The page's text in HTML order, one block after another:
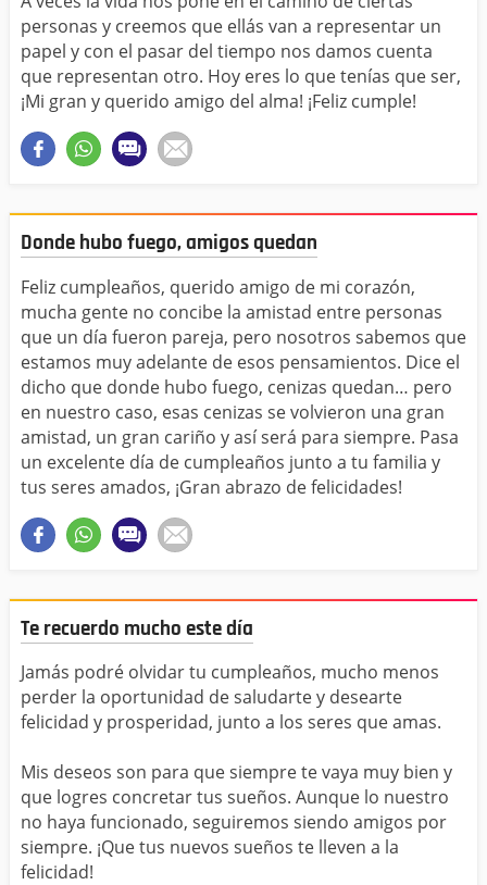
personas y creemos que ellás van a representar un
papel y con el pasar del tiempo nos damos cuenta
que representan otro. Hoy eres lo que tenías que ser,
¡Mi gran y querido amigo del alma! ¡Feliz cumple!
Donde hubo fuego, amigos quedan
Feliz cumpleaños, querido amigo de mi corazón,
mucha gente no concibe la amistad entre personas
que un día fueron pareja, pero nosotros sabemos que
estamos muy adelante de esos pensamientos. Dice el
dicho que donde hubo fuego, cenizas quedan… pero
en nuestro caso, esas cenizas se volvieron una gran
amistad, un gran cariño y así será para siempre. Pasa
un excelente día de cumpleaños junto a tu familia y
tus seres amados, ¡Gran abrazo de felicidades!
Te recuerdo mucho este día
Jamás podré olvidar tu cumpleaños, mucho menos
perder la oportunidad de saludarte y desearte
felicidad y prosperidad, junto a los seres que amas.
Mis deseos son para que siempre te vaya muy bien y
que logres concretar tus sueños. Aunque lo nuestro
no haya funcionado, seguiremos siendo amigos por
siempre. ¡Que tus nuevos sueños te lleven a la
felicidad!